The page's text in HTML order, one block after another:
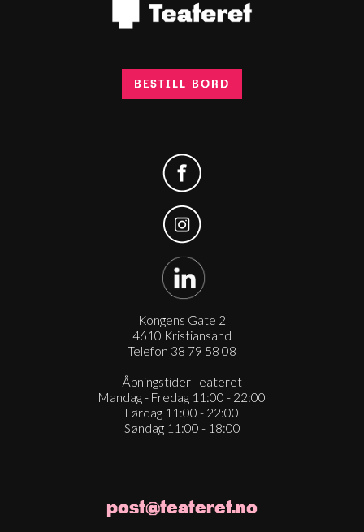
BESTILL BORD
Kongens Gate 2
4610 Kristiansand
Telefon 38 79 58 08
Åpningstider Teateret
Mandag - Fredag 11:00 - 22:00
Lørdag 11:00 - 22:00
Søndag 11:00 - 18:00
post@teateret.no